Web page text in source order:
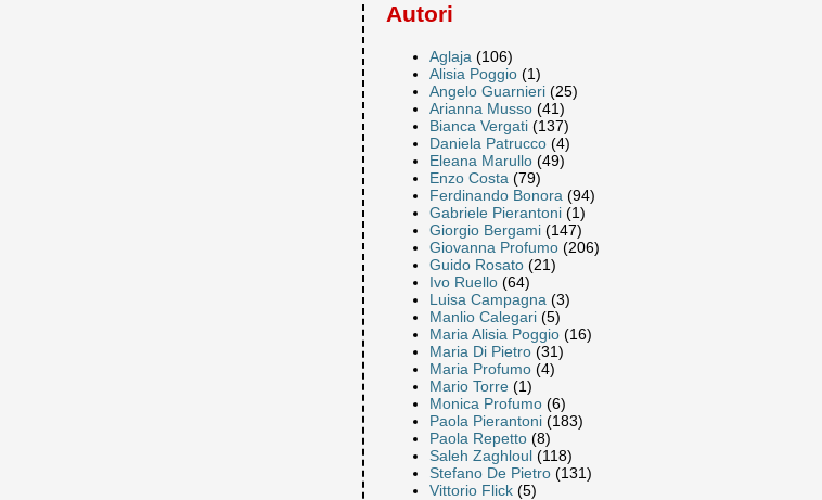
Autori
Aglaja (106)
Alisia Poggio (1)
Angelo Guarnieri (25)
Arianna Musso (41)
Bianca Vergati (137)
Daniela Patrucco (4)
Eleana Marullo (49)
Enzo Costa (79)
Ferdinando Bonora (94)
Gabriele Pierantoni (1)
Giorgio Bergami (147)
Giovanna Profumo (206)
Guido Rosato (21)
Ivo Ruello (64)
Luisa Campagna (3)
Manlio Calegari (5)
Maria Alisia Poggio (16)
Maria Di Pietro (31)
Maria Profumo (4)
Mario Torre (1)
Monica Profumo (6)
Paola Pierantoni (183)
Paola Repetto (8)
Saleh Zaghloul (118)
Stefano De Pietro (131)
Vittorio Flick (5)